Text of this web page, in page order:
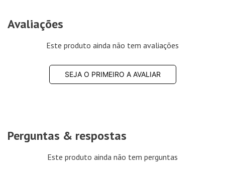
Avaliações
Este produto ainda não tem avaliações
SEJA O PRIMEIRO A AVALIAR
Perguntas & respostas
Este produto ainda não tem perguntas